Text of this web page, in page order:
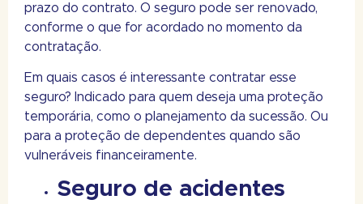
prazo do contrato. O seguro pode ser renovado,
conforme o que for acordado no momento da
contratação.
Em quais casos é interessante contratar esse
seguro? Indicado para quem deseja uma proteção
temporária, como o planejamento da sucessão. Ou
para a proteção de dependentes quando são
vulneráveis financeiramente.
Seguro de acidentes